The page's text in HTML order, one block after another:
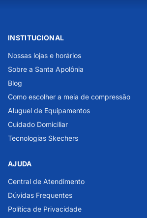
INSTITUCIONAL
Nossas lojas e horários
Sobre a Santa Apolônia
Blog
Como escolher a meia de compressão
Aluguel de Equipamentos
Cuidado Domiciliar
Tecnologias Skechers
AJUDA
Central de Atendimento
Dúvidas Frequentes
Política de Privacidade